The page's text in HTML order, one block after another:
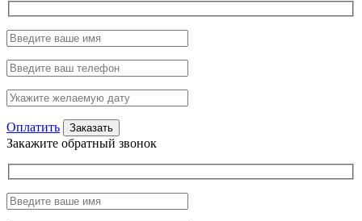
Оплатить
Закажите обратный звонок